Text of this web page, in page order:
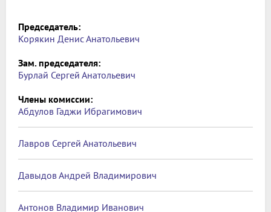
Председатель:
Корякин Денис Анатольевич
Зам. председателя:
Бурлай Сергей Анатольевич
Члены комиссии:
Абдулов Гаджи Ибрагимович
Лавров Сергей Анатольевич
Давыдов Андрей Владимирович
Антонов Владимир Иванович